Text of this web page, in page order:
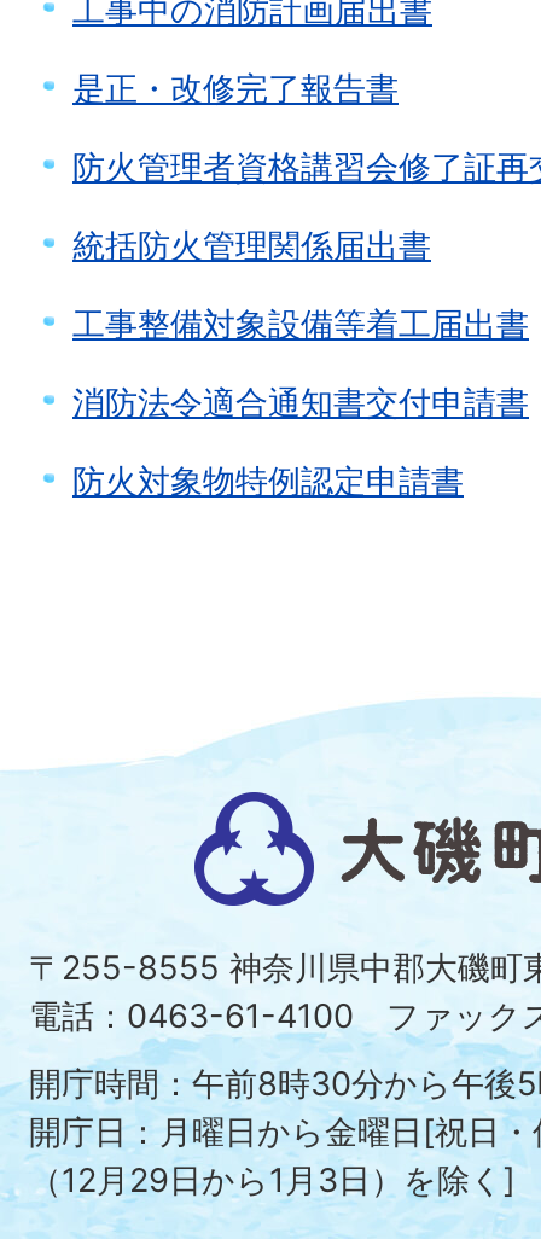
工事中の消防計画届出書
是正・改修完了報告書
防火管理者資格講習会修了証再
統括防火管理関係届出書
工事整備対象設備等着工届出書
消防法令適合通知書交付申請書
防火対象物特例認定申請書
大
磯
町
〒255-8555 神奈川県中郡大磯
電話：0463-61-4100 ファック
開庁時間：午前8時30分から午後
開庁日：月曜日から金曜日[祝日
（12月29日から1月3日）を除く]